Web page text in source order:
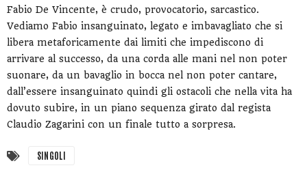
Fabio De Vincente, è crudo, provocatorio, sarcastico.
Vediamo Fabio insanguinato, legato e imbavagliato che si
libera metaforicamente dai limiti che impediscono di
arrivare al successo, da una corda alle mani nel non poter
suonare, da un bavaglio in bocca nel non poter cantare,
dall’essere insanguinato quindi gli ostacoli che nella vita ha
dovuto subire, in un piano sequenza girato dal regista
Claudio Zagarini con un finale tutto a sorpresa.
SINGOLI